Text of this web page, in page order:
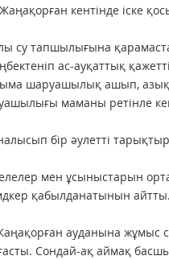
кентінде іске
су тапшылығына
ас-ауқаттық
шаруашылық ашып,
маманы ретінле
бір әулетті
мен ұсыныстарын
қабылданатынын айтты.
ауданына жұмыс
Сондай-ақ аймақ